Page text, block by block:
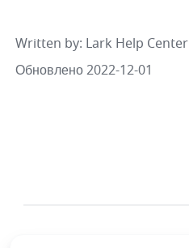
Written by: Lark Help Center
Обновлено 2022-12-01